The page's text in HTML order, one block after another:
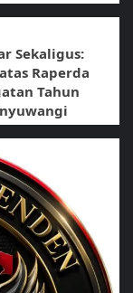
Sekaligus:
Raperda
Tahun